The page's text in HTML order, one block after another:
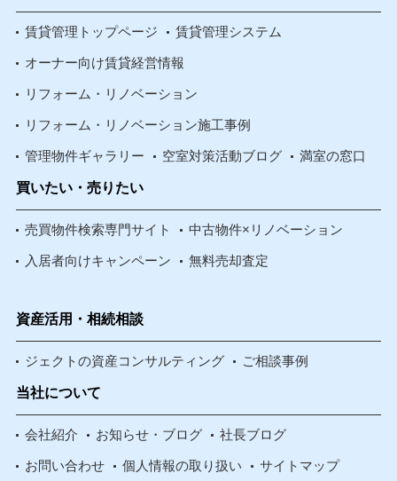
賃貸管理トップページ 賃貸管理システム
オーナー向け賃貸経営情報
リフォーム・リノベーション
リフォーム・リノベーション施工事例
管理物件ギャラリー 空室対策活動ブログ 満室の窓口
買いたい・売りたい
売買物件検索専門サイト 中古物件×リノベーション
入居者向けキャンペーン 無料売却査定
資産活用・相続相談
ジェクトの資産コンサルティング ご相談事例
当社について
会社紹介 お知らせ・ブログ 社長ブログ
お問い合わせ 個人情報の取り扱い サイトマップ